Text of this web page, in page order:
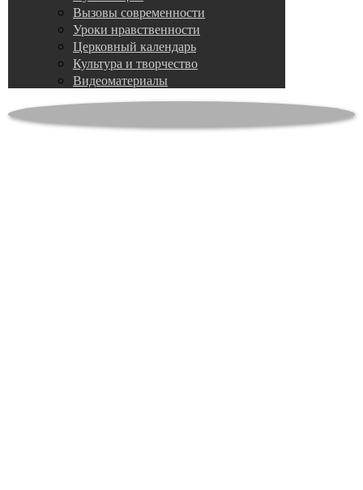
Вызовы современности
Уроки нравственности
Церковный календарь
Культура и творчество
Видеоматериалы